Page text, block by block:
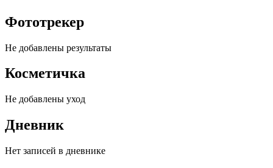
Фототрекер
Не добавлены результаты
Косметичка
Не добавлены уход
Дневник
Нет записей в дневнике